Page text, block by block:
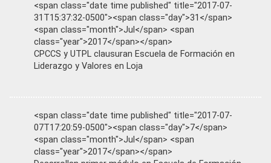
<span class="date time published" title="2017-07-
31T15:37:32-0500"><span class="day">31</span>
<span class="month">Jul</span> <span
class="year">2017</span></span>
CPCCS y UTPL clausuran Escuela de Formación en
Liderazgo y Valores en Loja
<span class="date time published" title="2017-07-
07T17:20:59-0500"><span class="day">7</span>
<span class="month">Jul</span> <span
class="year">2017</span></span>